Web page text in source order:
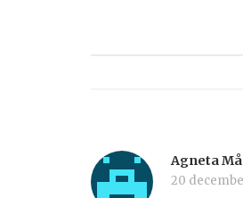
Agneta
20